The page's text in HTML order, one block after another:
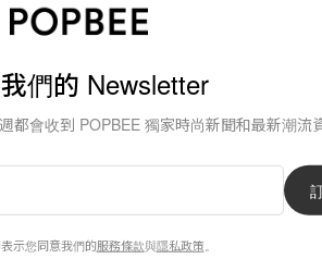
亮黃旗艦店不復再！
系列也面臨大改
在 12 月突然離職，Calvin Klein 也將迎來重大
的 2019
年1月11日
們的 Newsletter
都會收到 POPBEE 獨家時尚新聞和最新潮流資
示您同意我們的服務條款與隱私政策